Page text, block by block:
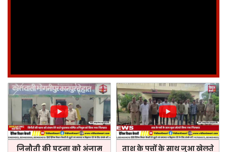
जिनौती की घटना को अंजाम
ताश के पत्तों के साथ जुआ खेलते